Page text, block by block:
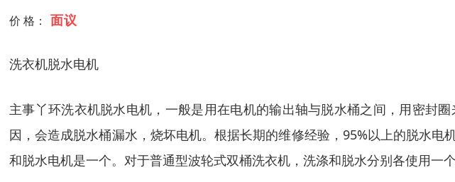
价 格： 面议
洗衣机脱水电机
主事丫环洗衣机脱水电机，一般是用在电机的输出轴与脱水桶之间，用密封
因，会造成脱水桶漏水，烧坏电机。根据长期的维修经验， 95%以上的脱水电
和脱水电机是一个。对于普通型波轮式双桶洗衣机，洗涤和脱水分别各使用一